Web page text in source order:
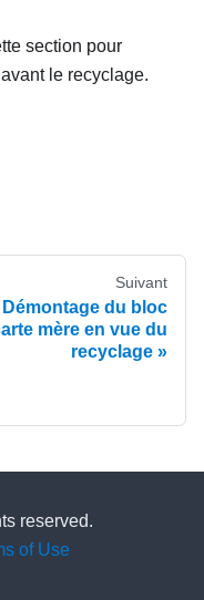
section pour
le recyclage.
Suivant
Démontage du bloc
mère en vue du
recyclage
reserved.
of Use